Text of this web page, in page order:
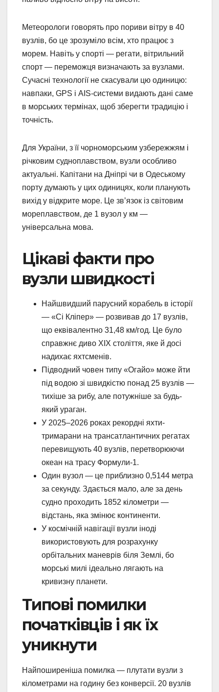
Метеорологи говорять про пориви вітру в 40
вузлів, бо це зрозуміло всім, хто працює з
морем. Навіть у спорті — регати, вітрильний
спорт — переможця визначають за вузлами.
Сучасні технології не скасували цю одиницю:
навпаки, GPS і AIS-системи видають дані саме
в морських термінах, щоб зберегти традицію і
точність.
Для України, з її чорноморським узбережжям і
річковим судноплавством, вузли особливо
актуальні. Капітани на Дніпрі чи в Одеському
порту думають у цих одиницях, коли планують
вихід у відкрите море. Це зв’язок із світовим
мореплавством, де 1 вузол у км —
універсальна мова.
Цікаві факти про
вузли швидкості
Найшвидший парусний корабель в історії
— «Сі Кліпер» — розвивав до 17 вузлів,
що еквівалентно 31,48 км/год. Це було
справжнє диво XIX століття, яке й досі
надихає яхтсменів.
Підводний човен типу «Огайо» може йти
під водою зі швидкістю понад 25 вузлів —
тихіше за рибу, але потужніше за будь-
який ураган.
У 2025–2026 роках рекордні яхти-
тримарани на трансатлантичних регатах
перевищують 40 вузлів, перетворюючи
океан на трасу Формули-1.
Один вузол — це приблизно 0,5144 метра
за секунду. Здається мало, але за день
судно проходить 1852 кілометри —
відстань, яка змінює континенти.
У космічній навігації вузли іноді
використовують для розрахунку
орбітальних маневрів біля Землі, бо
морські милі ідеально лягають на
кривизну планети.
Типові помилки
початківців і як їх
уникнути
Найпоширеніша помилка — плутати вузли з
кілометрами на годину без конверсії. 20 вузлів